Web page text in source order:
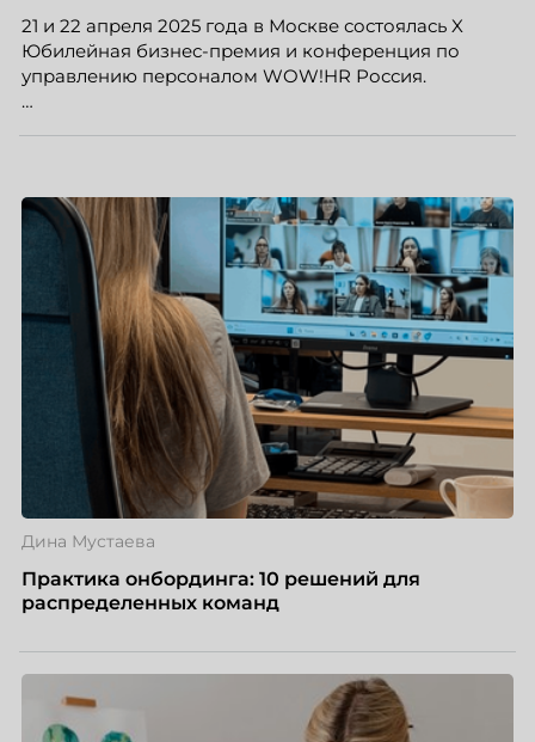
нередко превращаются в фактор, который
негативно влияет HR-бренд работодателя.
21 и 22 апреля 2025 года в Москве состоялась X
Юбилейная бизнес-премия и конференция по
управлению персоналом WOW!HR Россия.
Дина Мустаева
Практика онбординга: 10 решений для
распределенных команд